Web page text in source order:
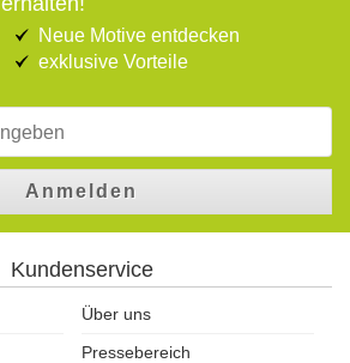
Neue Motive entdecken
exklusive Vorteile
Anmelden
Kundenservice
Über uns
Pressebereich